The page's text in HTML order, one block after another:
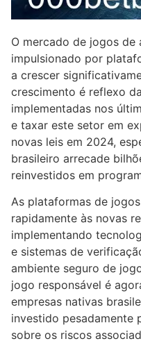
O mercado de jogos de
impulsionado por
a crescer
crescimento é reflexo
implementadas nos
e taxar este setor em
novas leis em 2024,
brasileiro arrecade
reinvestidos em
As plataformas de
rapidamente às novas
implementando
e sistemas de
ambiente seguro de
jogo responsável é
empresas nativas
investido pesadamente
sobre os riscos